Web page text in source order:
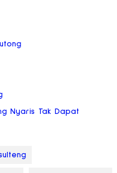
Nyaris Tak Dapat